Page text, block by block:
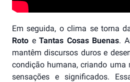
Em seguida, o clima se torna
Roto e Tantas Cosas Buenas.
mantêm discursos duros e
condição humana, criando uma
sensações e significados.